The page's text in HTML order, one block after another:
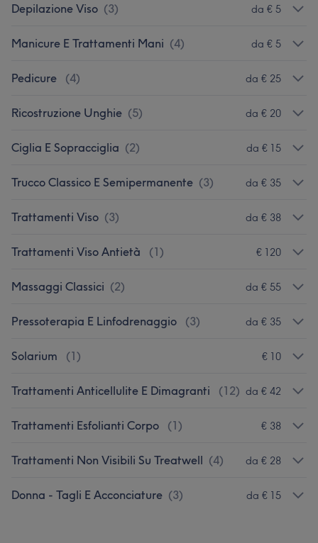
Depilazione Viso (3) da € 5
Manicure E Trattamenti Mani (4) da € 5
Pedicure (4) da € 25
Ricostruzione Unghie (5) da € 20
Ciglia E Sopracciglia (2) da € 15
Trucco Classico E Semipermanente (3) da € 35
Trattamenti Viso (3) da € 38
Trattamenti Viso Antietà (1) € 120
Massaggi Classici (2) da € 55
Pressoterapia E Linfodrenaggio (3) da € 35
Solarium (1) € 10
Trattamenti Anticellulite E Dimagranti (12) da € 42
Trattamenti Esfolianti Corpo (1) € 38
Trattamenti Non Visibili Su Treatwell (4) da € 28
Donna - Tagli E Acconciature (3) da € 15